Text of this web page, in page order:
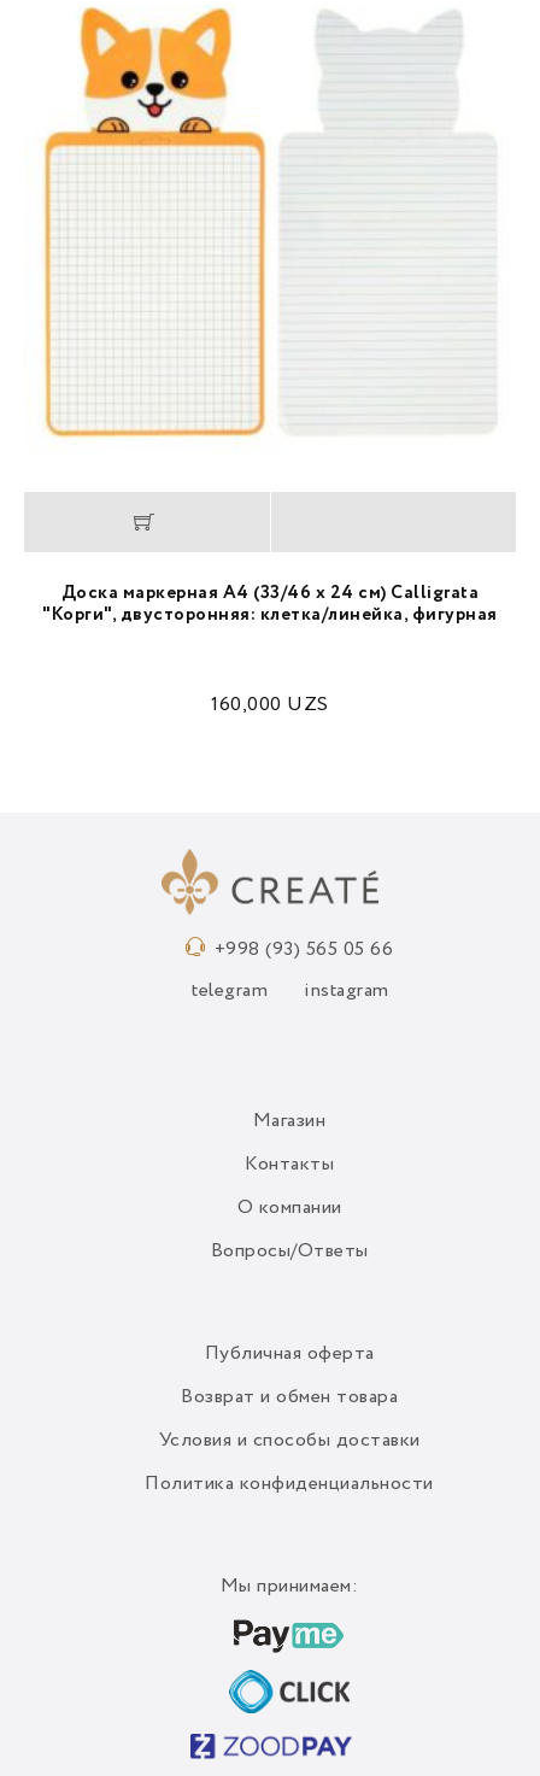
Доска маркерная A4 (33/46 х 24 см) Calligrata
"Корги", двусторонняя: клетка/линейка, фигурная
160,000 UZS
+998 (93) 565 05 66
telegram instagram
Магазин
Контакты
О компании
Вопросы/Ответы
Публичная оферта
Возврат и обмен товара
Условия и способы доставки
Политика конфиденциальности
Мы принимаем: